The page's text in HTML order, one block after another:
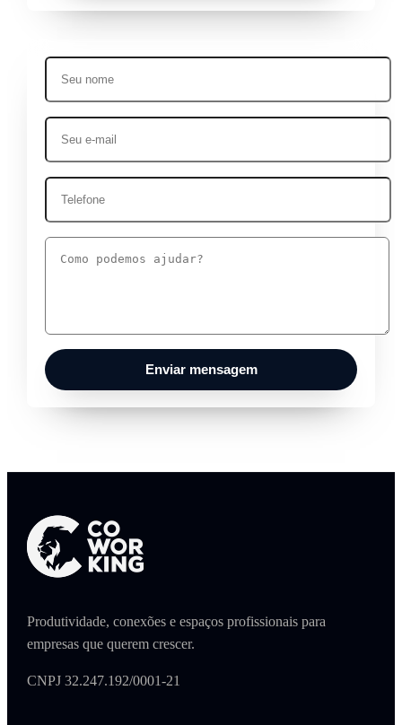
Enviar mensagem
Produtividade, conexões e espaços profissionais para
empresas que querem crescer.
CNPJ 32.247.192/0001-21